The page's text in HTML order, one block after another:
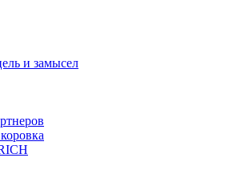
и замысел